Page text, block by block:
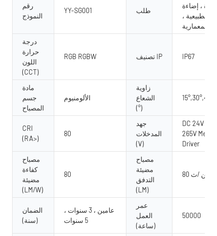
رقم
النموذج
YY-SG001 طلب
، إضاءة
الطبيعية ،
، المعمارية
درجة
حرارة
اللون
(CCT)
RGB RGBW تصنيف IP IP67
مادة
جسم
المصباح
الألومنيوم
زاوية
الشعاع
(°)
CRI
(RA>)
80
جهد
المدخلات
(V)
DC 24V AC
265V
Driver
مصباح
كفاءة
مضيئة
(LM/W)
80
مصباح
مضيئة
التدفق
(LM)
80 لومين /ث
الضمان
(سنة)
عامين ، 3 سنوات ،
5 سنوات
عمر
العمل
(ساعة)
50000